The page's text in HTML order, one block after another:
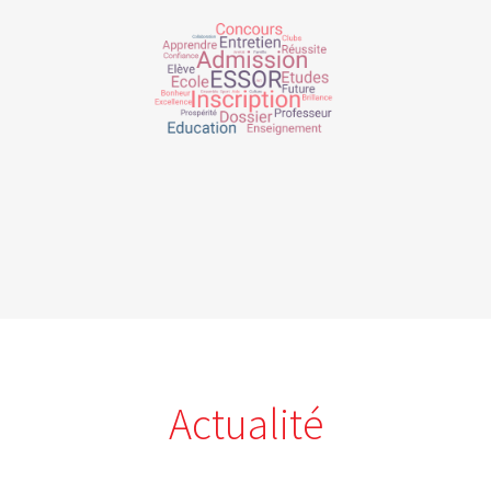
Actualité